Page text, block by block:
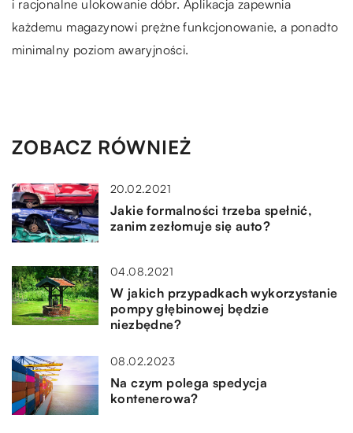
i racjonalne ulokowanie dóbr. Aplikacja zapewnia
każdemu magazynowi prężne funkcjonowanie, a ponadto
minimalny poziom awaryjności.
ZOBACZ RÓWNIEŻ
20.02.2021
Jakie formalności trzeba spełnić,
zanim zezłomuje się auto?
04.08.2021
W jakich przypadkach wykorzystanie
pompy głębinowej będzie
niezbędne?
08.02.2023
Na czym polega spedycja
kontenerowa?